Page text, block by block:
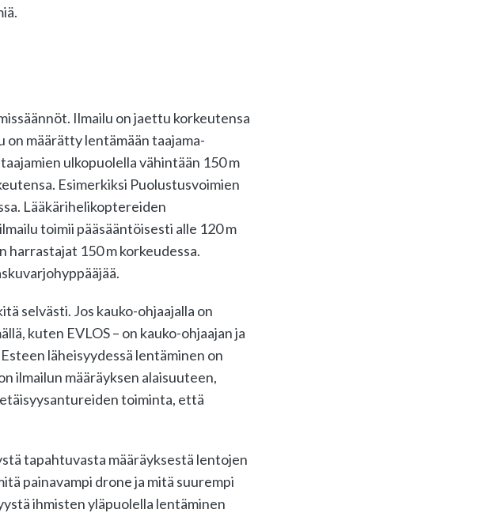
Ilmailu on jaettu korkeutensa
määrätty lentämään taajama-
ulkopuolella vähintään 150 m
Esimerkiksi Puolustusvoimien
Lääkärihelikoptereiden
toimii pääsääntöisesti alle 120 m
150 m korkeudessa.
selvästi. Jos kauko-ohjaajalla on
kuten EVLOS – on kauko-ohjaajan ja
läheisyydessä lentäminen on
ilmailun määräyksen alaisuuteen,
toiminta, että
tapahtuvasta määräyksestä lentojen
painavampi drone ja mitä suurempi
ihmisten yläpuolella lentäminen